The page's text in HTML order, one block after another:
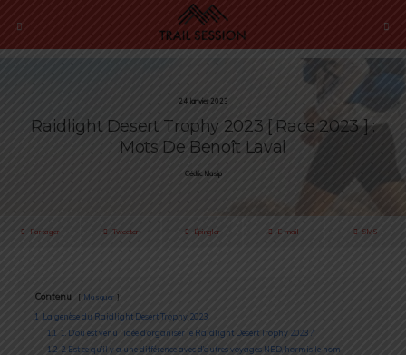
24 Janvier 2023
Raidlight Desert Trophy 2023 [ Race 2023 ] :
Mots De Benoît Laval
Cédric Masip
Partager Tweeter Épingler E-mail SMS
Contenu Masquer
1
La genèse du Raidlight Desert Trophy 2023
1.1
1. D’où est venu l’idée d’organiser le Raidlight Desert Trophy 2023 ?
1.2 2. Est ce qu’il y a une différence avec d’autres voyages NED, hormis le nom